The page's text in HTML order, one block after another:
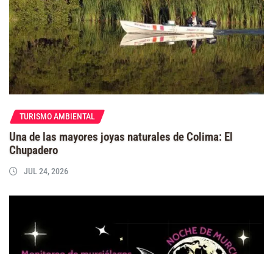
TURISMO AMBIENTAL
Una de las mayores joyas naturales de Colima: El
Chupadero
JUL 24, 2026